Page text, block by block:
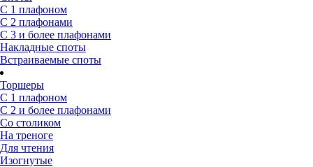
С 1 плафоном
С 2 плафонами
С 3 и более плафонами
Накладные споты
Встраиваемые споты
Торшеры
С 1 плафоном
С 2 и более плафонами
Со столиком
На треноге
Для чтения
Изогнутые